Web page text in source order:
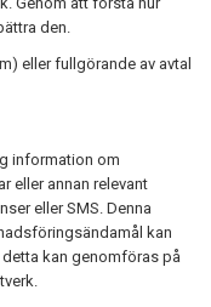
den.
eller fullgörande av avtal
information om
eller annan relevant
eller SMS. Denna
kan
kan genomföras på